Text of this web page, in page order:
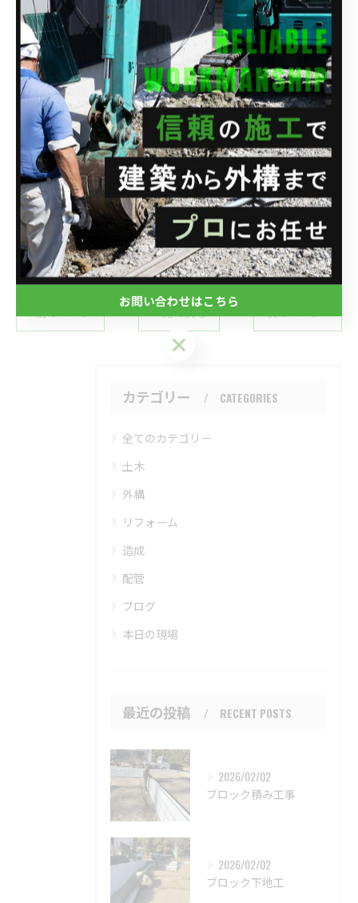
--------------------------------------------------------------------
株式会社関興業
住所 : 埼玉県さいたま市西区水判土41-1
電話番号 : 048-788-1956
FAX番号 : 048-788-1957
--------------------------------------------------------------------
--
ブログ
一覧に戻る
カテゴリー CATEGORIES
全てのカテゴリー
土木
外構
リフォーム
造成
配管
ブログ
本日の現場
最近の投稿 RECENT POSTS
2026/02/02
ブロック積み工事
2026/02/02
ブロック下地工
お問い合わせはこちら
お問い合わせはこちら